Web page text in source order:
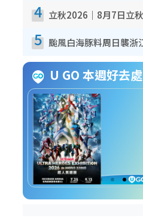
4
5
U GO 本週好去處